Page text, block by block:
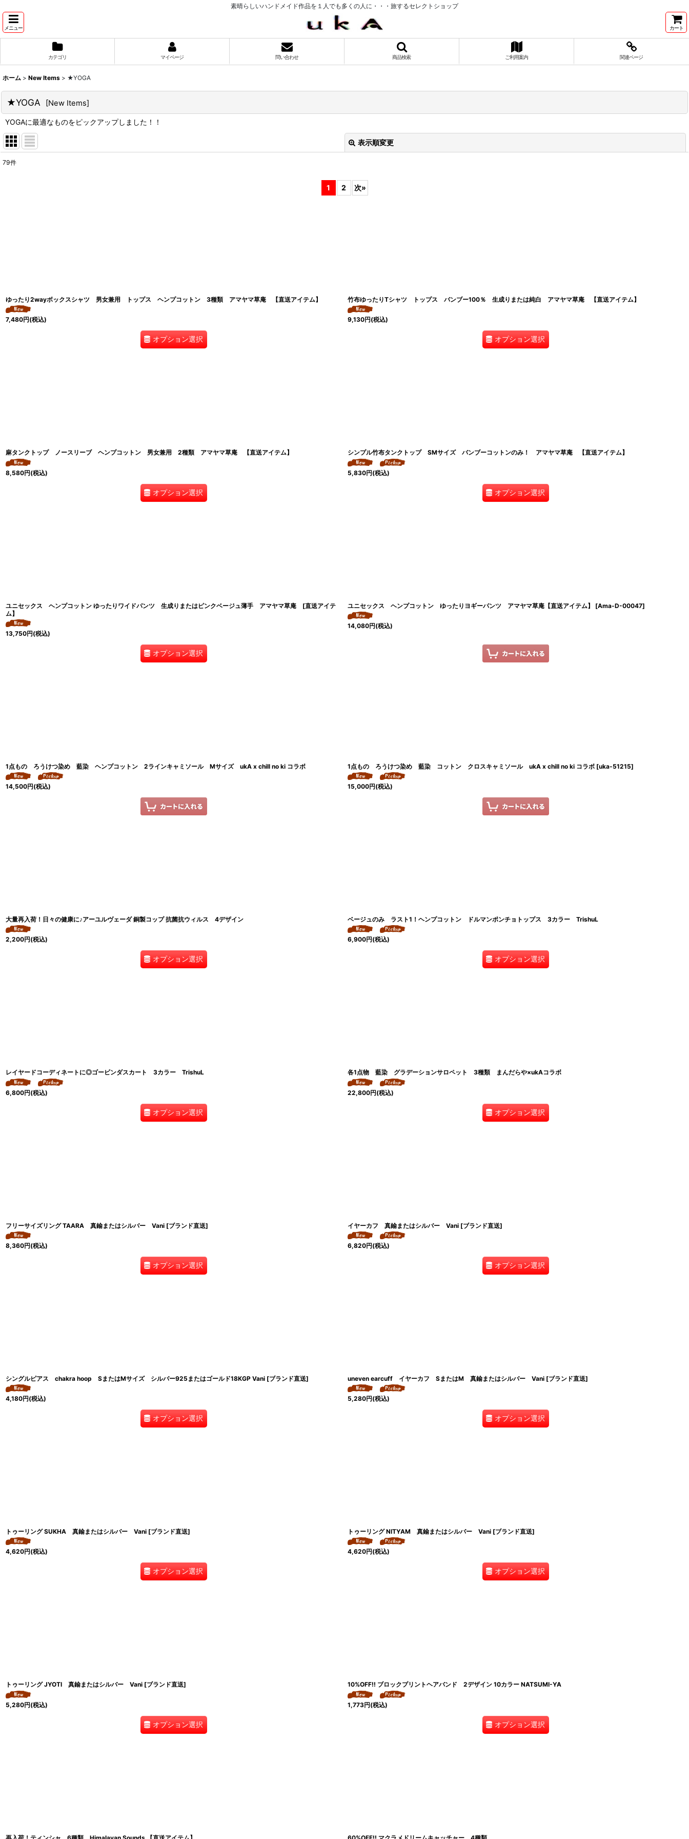
素晴らしいハンドメイド作品を１人でも多くの人に・・・旅するセレクトショップ
メニュー カート
カテゴリ マイページ 問い合わせ 商品検索 ご利用案内 関連ページ
ホーム > New Items > ★YOGA
★YOGA [New Items]
YOGAに最適なものをピックアップしました！！
表示順変更
79件
1 2 次»
ゆったり2wayボックスシャツ 男女兼用 トップス ヘンプコットン 3種類 アマヤマ草庵 【直送アイテム】
7,480円(税込)
オプション選択
竹布ゆったりTシャツ トップス バンブー100％ 生成りまたは純白 アマヤマ草庵 【直送アイテム】
9,130円(税込)
オプション選択
麻タンクトップ ノースリーブ ヘンプコットン 男女兼用 2種類 アマヤマ草庵 【直送アイテム】
8,580円(税込)
オプション選択
シンプル竹布タンクトップ SMサイズ バンブーコットンのみ！ アマヤマ草庵 【直送アイテム】
5,830円(税込)
オプション選択
ユニセックス ヘンプコットン ゆったりワイドパンツ 生成りまたはピンクベージュ薄手 アマヤマ草庵 [直送アイテ
ム】
13,750円(税込)
オプション選択
ユニセックス ヘンプコットン ゆったりヨギーパンツ アマヤマ草庵【直送アイテム】 [Ama-D-00047]
14,080円(税込)
1点もの ろうけつ染め 藍染 ヘンプコットン 2ラインキャミソール Mサイズ ukA x chill no ki コラボ
14,500円(税込)
1点もの ろうけつ染め 藍染 コットン クロスキャミソール ukA x chill no ki コラボ [uka-51215]
15,000円(税込)
大量再入荷！日々の健康に♪アーユルヴェーダ 銅製コップ 抗菌抗ウィルス 4デザイン
2,200円(税込)
オプション選択
ベージュのみ ラスト1！ヘンプコットン ドルマンポンチョトップス 3カラー TrishuL
6,900円(税込)
オプション選択
レイヤードコーディネートに◎ゴービンダスカート 3カラー TrishuL
6,800円(税込)
オプション選択
各1点物 藍染 グラデーションサロペット 3種類 まんだらや×ukAコラボ
22,800円(税込)
オプション選択
フリーサイズリング TAARA 真鍮またはシルバー Vani [ブランド直送]
8,360円(税込)
オプション選択
イヤーカフ 真鍮またはシルバー Vani [ブランド直送]
6,820円(税込)
オプション選択
シングルピアス chakra hoop SまたはMサイズ シルバー925またはゴールド18KGP Vani [ブランド直送]
4,180円(税込)
オプション選択
uneven earcuff イヤーカフ SまたはM 真鍮またはシルバー Vani [ブランド直送]
5,280円(税込)
オプション選択
トゥーリング SUKHA 真鍮またはシルバー Vani [ブランド直送]
4,620円(税込)
オプション選択
トゥーリング NITYAM 真鍮またはシルバー Vani [ブランド直送]
4,620円(税込)
オプション選択
トゥーリング JYOTI 真鍮またはシルバー Vani [ブランド直送]
5,280円(税込)
オプション選択
10%OFF!! ブロックプリントヘアバンド 2デザイン 10カラー NATSUMI-YA
1,773円(税込)
オプション選択
再入荷！ティンシャ 6種類 Himalayan Sounds 【直送アイテム】 60%OFF!! マクラメドリームキャッチャー 4種類